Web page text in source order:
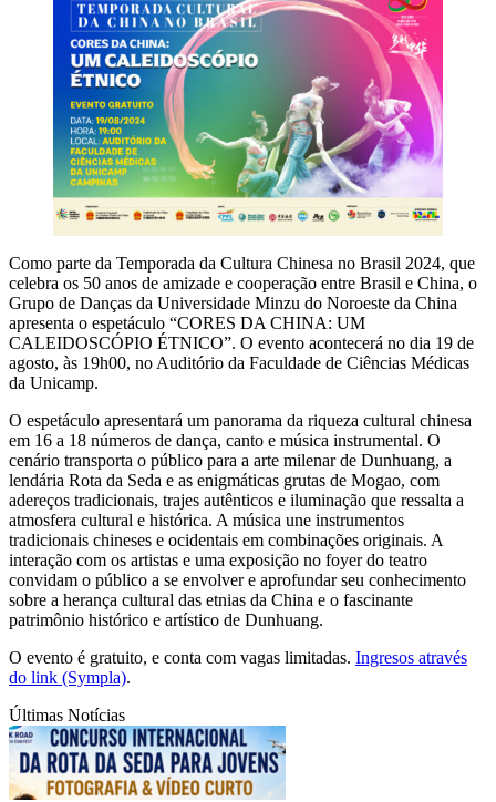
Como parte da Temporada da Cultura Chinesa no Brasil 2024, que
celebra os 50 anos de amizade e cooperação entre Brasil e China, o
Grupo de Danças da Universidade Minzu do Noroeste da China
apresenta o espetáculo “CORES DA CHINA: UM
CALEIDOSCÓPIO ÉTNICO”. O evento acontecerá no dia 19 de
agosto, às 19h00, no Auditório da Faculdade de Ciências Médicas
da Unicamp.
O espetáculo apresentará um panorama da riqueza cultural chinesa
em 16 a 18 números de dança, canto e música instrumental. O
cenário transporta o público para a arte milenar de Dunhuang, a
lendária Rota da Seda e as enigmáticas grutas de Mogao, com
adereços tradicionais, trajes autênticos e iluminação que ressalta a
atmosfera cultural e histórica. A música une instrumentos
tradicionais chineses e ocidentais em combinações originais. A
interação com os artistas e uma exposição no foyer do teatro
convidam o público a se envolver e aprofundar seu conhecimento
sobre a herança cultural das etnias da China e o fascinante
patrimônio histórico e artístico de Dunhuang.
O evento é gratuito, e conta com vagas limitadas. Ingresos através
do link (Sympla).
Últimas Notícias